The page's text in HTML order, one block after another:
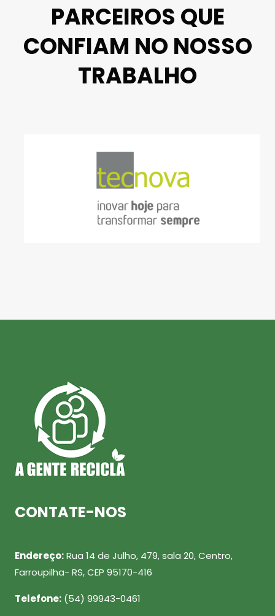
PARCEIROS QUE
CONFIAM NO NOSSO
TRABALHO
CONTATE-NOS
Endereço:Rua 14 de Julho, 479, sala 20, Centro,
Farroupilha- RS, CEP 95170-416
Telefone: (54) 99943-0461